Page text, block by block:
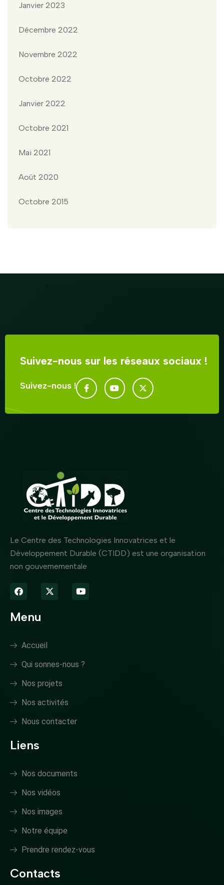
Janvier 2023
Décembre 2022
Novembre 2022
Octobre 2022
Janvier 2022
Octobre 2021
Mai 2021
Août 2020
Octobre 2015
Suivez-nous sur les réseaux sociaux !
Suivez-nous !
Le Centre des Technologies Innovatrices et le
Développement Durable (CTIDD) est une organisation
non gouvernementale
Menu
Accueil
Qui sonnes-nous ?
Nos projets
Nos activités
Nous contacter
Liens
Nos documents
Nos vidéos
Nos images
Notre équipe
Prendre rendez-vous
Contacts